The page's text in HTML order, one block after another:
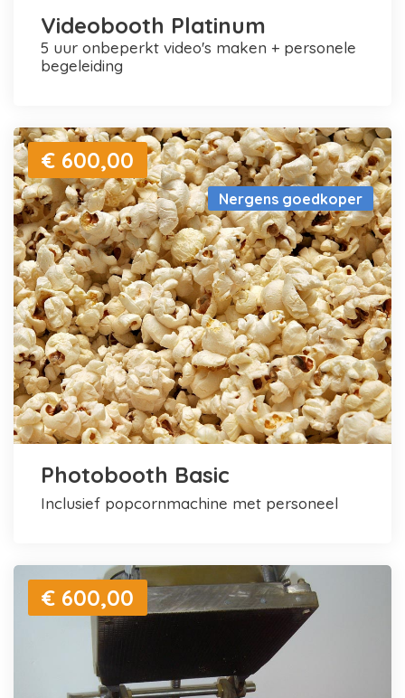
Videobooth Platinum
5 uur onbeperkt video's maken + personele
begeleiding
Nergens goedkoper
€ 600,00
Photobooth Basic
inclusief popcornmachine met personeel
€ 600,00